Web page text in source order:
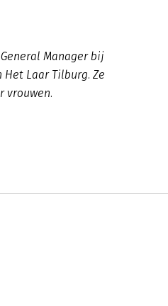
Manager bij
Laar Tilburg. Ze
vrouwen.